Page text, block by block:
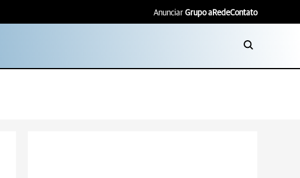
Anunciar Grupo aRedeContato